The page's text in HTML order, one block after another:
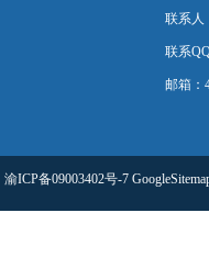
联系人
联系
邮箱：
渝ICP备09003402号-7